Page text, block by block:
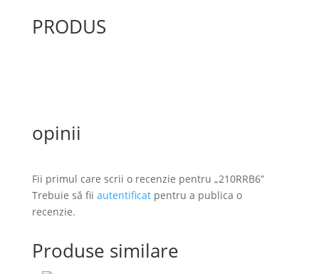
PRODUS
opinii
Fii primul care scrii o recenzie pentru „210RRB6”
Trebuie să fii autentificatpentru a publica o
recenzie.
Produse similare